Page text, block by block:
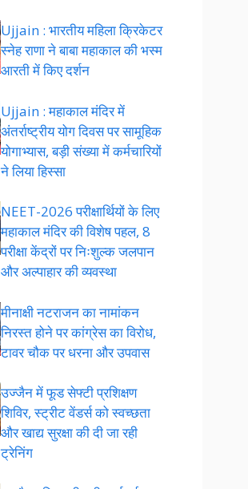
Ujjain : भारतीय महिला क्रिकेटर
स्नेह राणा ने बाबा महाकाल की भस्म
आरती में किए दर्शन
Ujjain : महाकाल मंदिर में
अंतर्राष्ट्रीय योग दिवस पर सामूहिक
योगाभ्यास, बड़ी संख्या में कर्मचारियों
ने लिया हिस्सा
NEET-2026 परीक्षार्थियों के लिए
महाकाल मंदिर की विशेष पहल, 8
परीक्षा केंद्रों पर निःशुल्क जलपान
और अल्पाहार की व्यवस्था
मीनाक्षी नटराजन का नामांकन
निरस्त होने पर कांग्रेस का विरोध,
टावर चौक पर धरना और उपवास
उज्जैन में फूड सेफ्टी प्रशिक्षण
शिविर, स्ट्रीट वेंडर्स को स्वच्छता
और खाद्य सुरक्षा की दी जा रही
ट्रेनिंग